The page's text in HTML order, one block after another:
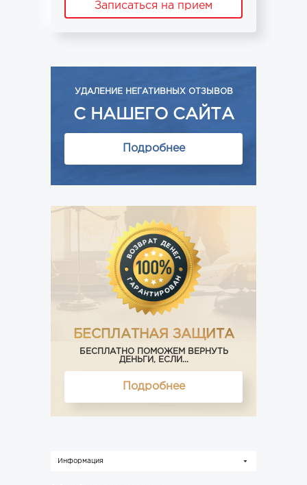
Записаться на прием
УДАЛЕНИЕ НЕГАТИВНЫХ ОТЗЫВОВ
С НАШЕГО САЙТА
Подробнее
БЕСПЛАТНАЯ ЗАЩИТА
БЕСПЛАТНО ПОМОЖЕМ ВЕРНУТЬ
ДЕНЬГИ, ЕСЛИ...
Подробнее
Информация